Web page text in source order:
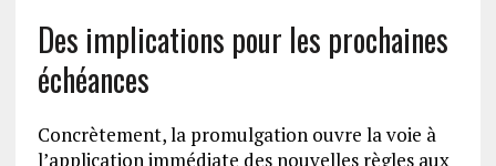
Des implications pour les prochaines
échéances
Concrètement, la promulgation ouvre la voie à
l’application immédiate des nouvelles règles aux